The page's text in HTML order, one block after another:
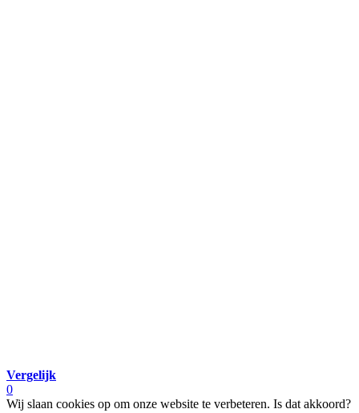
Vergelijk
0
Wij slaan cookies op om onze website te verbeteren. Is dat akkoord?